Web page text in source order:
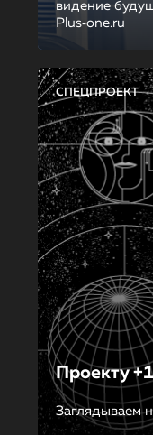
видение
Plus‑one.ru
СПЕЦПРОЕКТ
Проекту
Заглядываем